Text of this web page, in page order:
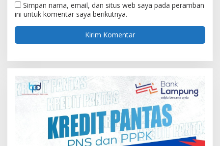
Simpan nama, email, dan situs web saya pada peramban
ini untuk komentar saya berikutnya.